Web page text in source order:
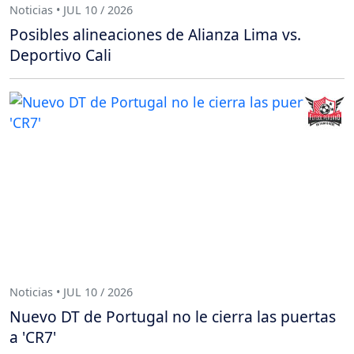
Noticias • JUL 10 / 2026
Posibles alineaciones de Alianza Lima vs.
Deportivo Cali
Noticias • JUL 10 / 2026
Nuevo DT de Portugal no le cierra las puertas
a 'CR7'